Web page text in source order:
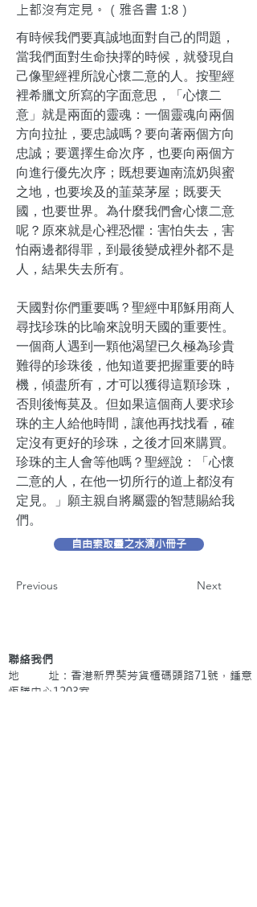
上都沒有定見。（雅各書 1:8）
有時候我們要真誠地面對自己的問題，
當我們面對生命抉擇的時候，就發現自
己像聖經裡所說心懷二意的人。按聖經
裡希臘文所寫的字面意思，「心懷二
意」就是兩面的靈魂：一個靈魂向兩個
方向拉扯，要忠誠嗎？要向著兩個方向
忠誠；要選擇生命次序，也要向兩個方
向進行優先次序；既想要迦南流奶與蜜
之地，也要埃及的韮菜茅屋；既要天
國，也要世界。為什麼我們會心懷二意
呢？原來就是心裡恐懼：害怕失去，害
怕兩邊都得罪，到最後變成裡外都不是
人，結果失去所有。
天國對你們重要嗎？聖經中耶穌用商人
尋找珍珠的比喻來說明天國的重要性。
一個商人遇到一顆他渴望已久極為珍貴
難得的珍珠後，他知道要把握重要的時
機，傾盡所有，才可以獲得這顆珍珠，
否則後悔莫及。但如果這個商人要求珍
珠的主人給他時間，讓他再找找看，確
定沒有更好的珍珠，之後才回來購買。
珍珠的主人會等他嗎？聖經說：「心懷
二意的人，在他一切所行的道上都沒有
定見。」願主親自將屬靈的智慧賜給我
們。
自由索取靈之水滴小冊子
Previous Next
聯絡我們
地 址：香港新界葵芳貨櫃碼頭路71號，鍾意
恆勝中心1203室